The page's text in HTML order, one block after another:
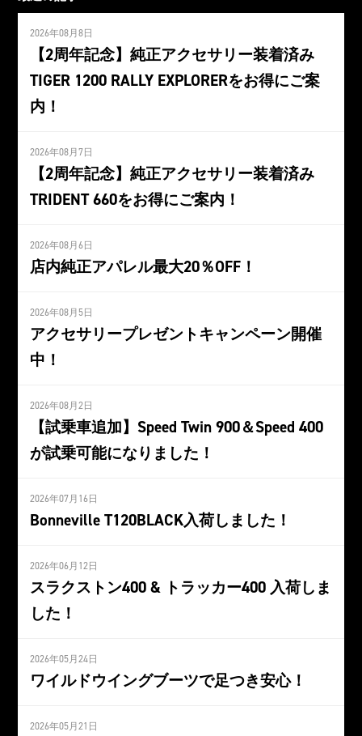
2026年08月8日
【2周年記念】純正アクセサリー装着済み
TIGER 1200 RALLY EXPLORERをお得にご案
内！
2026年08月7日
【2周年記念】純正アクセサリー装着済み
TRIDENT 660をお得にご案内！
2026年08月6日
店内純正アパレル最大20％OFF！
2026年08月5日
アクセサリープレゼントキャンペーン開催
中！
2026年08月2日
【試乗車追加】Speed Twin 900＆Speed 400
が試乗可能になりました！
2026年07月16日
Bonneville T120BLACK入荷しました！
2026年06月12日
スラクストン400 & トラッカー400 入荷しま
した！
2026年05月24日
ワイルドウイングブーツで足つき安心！
2026年05月21日